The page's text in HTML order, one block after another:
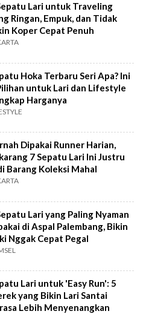
Lari untuk Traveling
Ringan, Empuk, dan Tidak
Koper Cepat Penuh
Hoka Terbaru Seri Apa? Ini
untuk Lari dan Lifestyle
Harganya
Dipakai Runner Harian,
7 Sepatu Lari Ini Justru
Barang Koleksi Mahal
Lari yang Paling Nyaman
di Aspal Palembang, Bikin
Nggak Cepat Pegal
Lari untuk 'Easy Run': 5
yang Bikin Lari Santai
Lebih Menyenangkan